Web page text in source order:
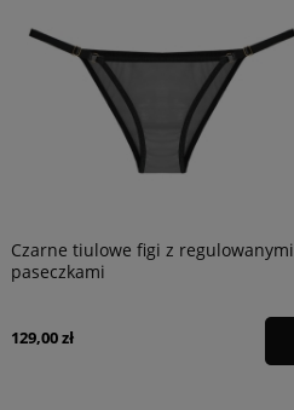
Czarne tiulowe figi z regulowanymi
paseczkami
129,00 zł